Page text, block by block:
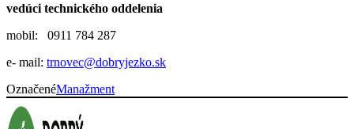
vedúci technického oddelenia
mobil: 0911 784 287
e- mail: trnovec@dobryjezko.sk
OznačenéManažment